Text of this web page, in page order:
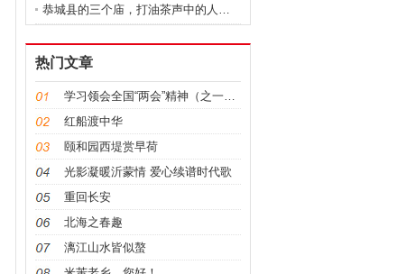
恭城县的三个庙，打油茶声中的人间烟火
热门文章
学习领会全国“两会”精神（之一）：
红船渡中华
颐和园西堤赏早荷
光影凝暖沂蒙情 爱心续谱时代歌
重回长安
北海之春趣
漓江山水皆似螯